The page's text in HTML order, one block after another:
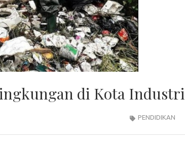
di Kota Industri
PENDIDIKAN